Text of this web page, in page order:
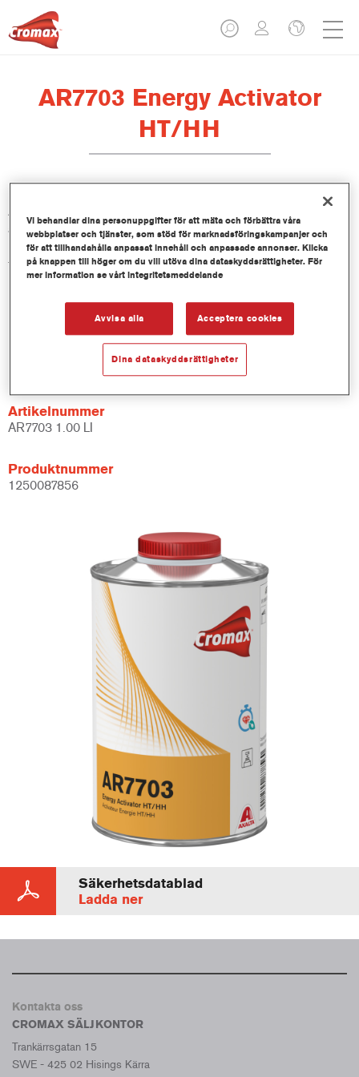
AR7703 Energy Activator
HT/HH
AR7703 Energy Activator HT/HH är en aktivator som är särskilt
avsedd för att användas tillsammans med CC6700 Ultra
Performance Energy Clear, specifikt för miljöer med höga
temperaturer och hög luftfuktighet.
Produktfunktioner
Artikelnummer
AR7703 1.00 LI
Produktnummer
1250087856
Säkerhetsdatablad
Ladda ner
Kontakta oss
CROMAX SÄLJKONTOR
Trankärrsgatan 15
SWE - 425 02 Hisings Kärra
Vi behandlar dina personuppgifter för att mäta och förbättra våra
webbplatser och tjänster, som stöd för marknadsföringskampanjer och
för att tillhandahålla anpassat innehåll och anpassade annonser. Klicka
på knappen till höger om du vill utöva dina dataskyddsrättigheter. För
mer information se vårt integritetsmeddelande
Avvisa alla Acceptera cookies
Dina dataskyddsrättigheter